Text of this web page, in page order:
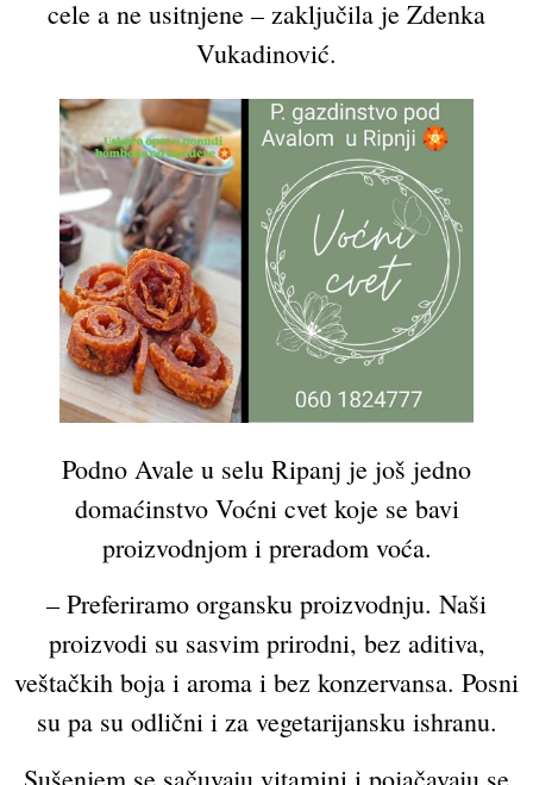
cele a ne usitnjene – zaključila je Zdenka
Vukadinović.
Podno Avale u selu Ripanj je još jedno
domaćinstvo Voćni cvet koje se bavi
proizvodnjom i preradom voća.
– Preferiramo organsku proizvodnju. Naši
proizvodi su sasvim prirodni, bez aditiva,
veštačkih boja i aroma i bez konzervansa. Posni
su pa su odlični i za vegetarijansku ishranu.
Sušenjem se sačuvaju vitamini i pojačavaju se